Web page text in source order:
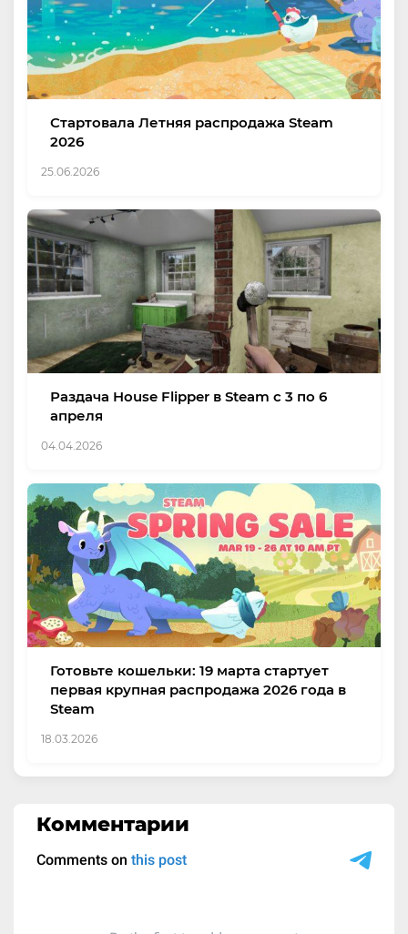
Стартовала Летняя распродажа Steam
2026
25.06.2026
Раздача House Flipper в Steam с 3 по 6
апреля
04.04.2026
Готовьте кошельки: 19 марта стартует
первая крупная распродажа 2026 года в
Steam
18.03.2026
Комментарии